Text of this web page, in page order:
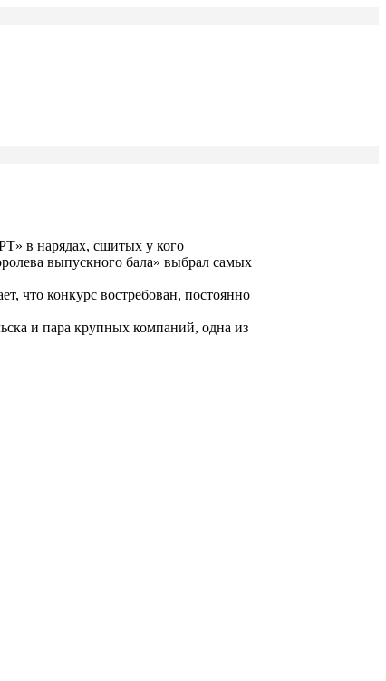
в нарядах, сшитых у кого
выпускного бала» выбрал самых
что конкурс востребован, постоянно
и пара крупных компаний, одна из